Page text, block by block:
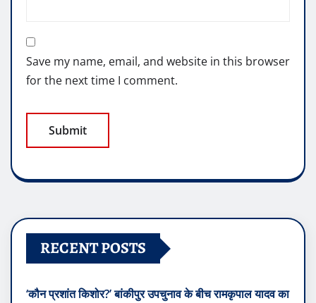
Save my name, email, and website in this browser
for the next time I comment.
RECENT POSTS
‘कौन प्रशांत किशोर?’ बांकीपुर उपचुनाव के बीच रामकृपाल यादव का